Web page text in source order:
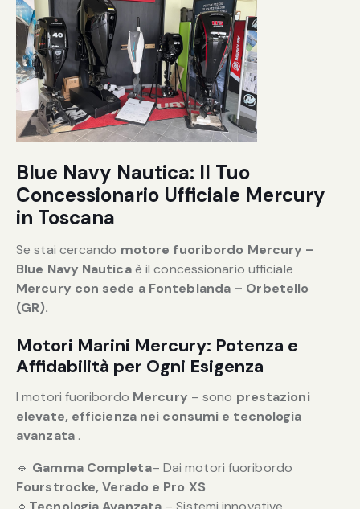
Blue Navy Nautica: Il Tuo
Concessionario Ufficiale Mercury
in Toscana
Se stai cercando motore fuoribordo Mercury –
Blue Navy Nauticaè il concessionario ufficiale
Mercury con sede a Fonteblanda – Orbetello
(GR).
Motori Marini Mercury: Potenza e
Affidabilità per Ogni Esigenza
I motori fuoribordo Mercury – sono prestazioni
elevate, efficienza nei consumi e tecnologia
avanzata.
🔹 Gamma Completa– Dai motori fuoribordo
Fourstrocke,Verado e Pro XS